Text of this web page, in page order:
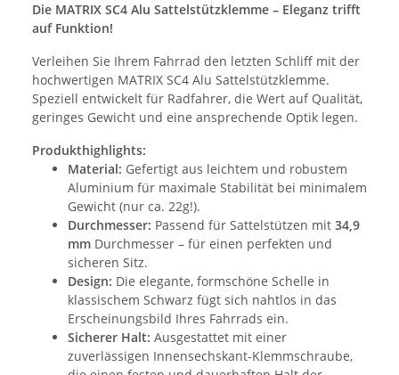
Die MATRIX SC4 Alu Sattelstützklemme – Eleganz trifft
auf Funktion!
Verleihen Sie Ihrem Fahrrad den letzten Schliff mit der
hochwertigen MATRIX SC4 Alu Sattelstützklemme.
Speziell entwickelt für Radfahrer, die Wert auf Qualität,
geringes Gewicht und eine ansprechende Optik legen.
Produkthighlights:
Material: Gefertigt aus leichtem und robustem
Aluminium für maximale Stabilität bei minimalem
Gewicht (nur ca. 22g!).
Durchmesser: Passend für Sattelstützen mit 34,9
mm Durchmesser – für einen perfekten und
sicheren Sitz.
Design: Die elegante, formschöne Schelle in
klassischem Schwarz fügt sich nahtlos in das
Erscheinungsbild Ihres Fahrrads ein.
Sicherer Halt: Ausgestattet mit einer
zuverlässigen Innensechskant-Klemmschraube,